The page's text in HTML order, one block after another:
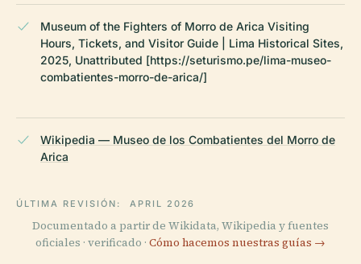
Museum of the Fighters of Morro de Arica Visiting
Hours, Tickets, and Visitor Guide | Lima Historical Sites,
2025, Unattributed [https://seturismo.pe/lima-museo-
combatientes-morro-de-arica/]
Wikipedia — Museo de los Combatientes del Morro de
Arica
ÚLTIMA REVISIÓN: APRIL 2026
Documentado a partir de Wikidata, Wikipedia y fuentes
oficiales · verificado · Cómo hacemos nuestras guías →